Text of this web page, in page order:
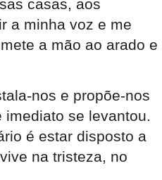
casas, aos
a minha voz e me
a mão ao arado e
nos e propõe-nos
se levantou.
é estar disposto a
na tristeza, no